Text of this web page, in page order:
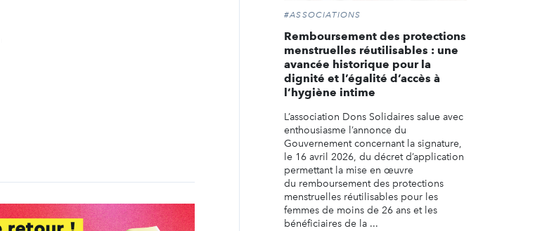
#ASSOCIATIONS
Remboursement des protections
menstruelles réutilisables : une
avancée historique pour la
dignité et l’égalité d’accès à
l’hygiène intime
L’association Dons Solidaires salue avec
enthousiasme l’annonce du
Gouvernement concernant la signature,
le 16 avril 2026, du décret d’application
permettant la mise en œuvre
du remboursement des protections
menstruelles réutilisables pour les
femmes de moins de 26 ans et les
bénéficiaires de la ...